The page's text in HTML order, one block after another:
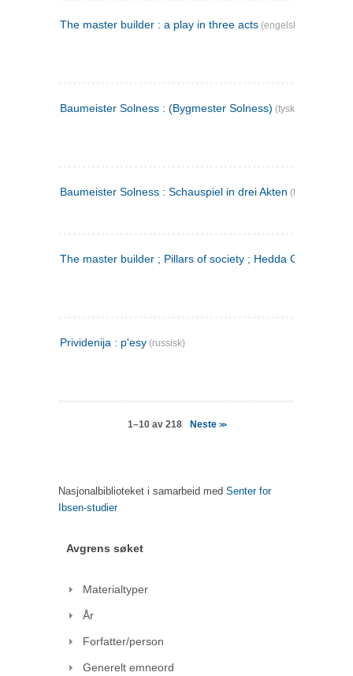
The master builder : a play in three acts (engelsk)
Baumeister Solness : (Bygmester Solness) (tysk)
Baumeister Solness : Schauspiel in drei Akten (tysk)
The master builder ; Pillars of society ; Hedda Gabler
Prividenija : p'esy (russisk)
1–10 av 218 Neste >>
Nasjonalbiblioteket i samarbeid med Senter for
Ibsen-studier
Avgrens søket
Materialtyper
År
Forfatter/person
Generelt emneord